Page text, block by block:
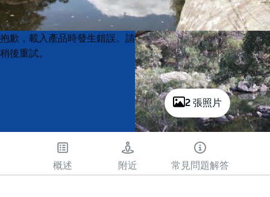
2 張照片
Product
List
Product
List
抱歉，載入產品時發生錯誤。請
稍後重試。
概述 附近 常見問題解答